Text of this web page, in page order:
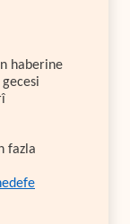
haberine
fazla